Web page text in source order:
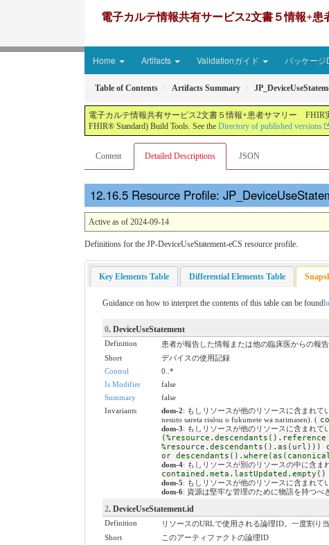
電子カルテ情報共有サービス2文書５情報+
Home Artifacts Validationガイド パッケー
Table of Contents Artifacts Summary
電子カルテ情報共有サービス2文書５情報+患者サマリー FHIR実
FHIR® Standard) Build Tools. See the Directory of published versions
Content Detailed Descriptions JSON
Resource Profile:
Active as of 2024-09-14
Definitions for the JP-DeviceUseStatement-eCS resource profile.
Key Elements Table Differential Elements Table
Guidance on how to interpret the contents of this table can be found
0. DeviceUseStatement
Definition
患者が報告した情報または他の臨床医からの報
Short
デバイスの使用記録
Control
0..*
Is Modifier
false
Summary
false
Invariants
dom-2: もしリソースが他のリソースに含まれて
nesuto sareta risōsu o fukumete wa narimasen). (
dom-3: もしリソースが他のリソースに含まれ
or
dom-4: もしリソースが別のリソースの中に含ま
contained.meta.lastUpdated.empty()
dom-5: もしリソースが他のリソースに含まれ
dom-6: 資源は堅牢な管理のために物語を持つべ
2. DeviceUseStatement.id
Definition
リソースのURLで使用される論理ID。一度割り
Short
このアーティファクトの論理ID